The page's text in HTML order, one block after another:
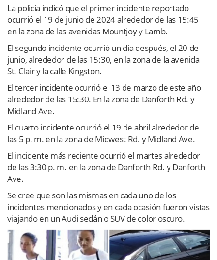
La policía indicó que el primer incidente reportado
ocurrió el 19 de junio de 2024 alrededor de las 15:45
en la zona de las avenidas Mountjoy y Lamb.
El segundo incidente ocurrió un día después, el 20 de
junio, alrededor de las 15:30, en la zona de la avenida
St. Clair y la calle Kingston.
El tercer incidente ocurrió el 13 de marzo de este año
alrededor de las 15:30. En la zona de Danforth Rd. y
Midland Ave.
El cuarto incidente ocurrió el 19 de abril alrededor de
las 5 p. m. en la zona de Midwest Rd. y Midland Ave.
El incidente más reciente ocurrió el martes alrededor
de las 3:30 p. m. en la zona de Danforth Rd. y Danforth
Ave.
Se cree que son las mismas en cada uno de los
incidentes mencionados y en cada ocasión fueron vistas
viajando en un Audi sedán o SUV de color oscuro.